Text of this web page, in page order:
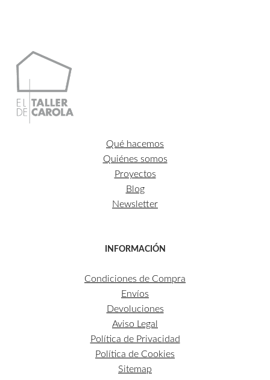
Qué hacemos
Quiénes somos
Proyectos
Blog
Newsletter
INFORMACIÓN
Condiciones de Compra
Envíos
Devoluciones
Aviso Legal
Política de Privacidad
Política de Cookies
Sitemap